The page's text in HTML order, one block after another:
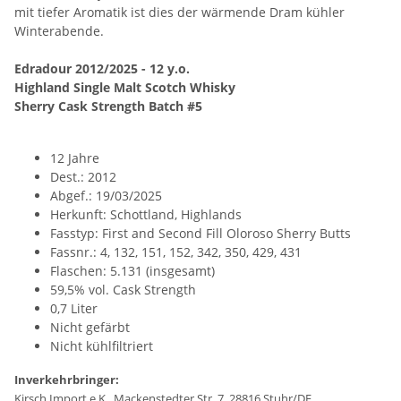
mit tiefer Aromatik ist dies der wärmende Dram kühler
Winterabende.
Edradour 2012/2025 - 12 y.o.
Highland Single Malt Scotch Whisky
Sherry Cask Strength Batch #5
12 Jahre
Dest.: 2012
Abgef.: 19/03/2025
Herkunft: Schottland, Highlands
Fasstyp: First and Second Fill Oloroso Sherry Butts
Fassnr.: 4, 132, 151, 152, 342, 350, 429, 431
Flaschen: 5.131 (insgesamt)
59,5% vol. Cask Strength
0,7 Liter
Nicht gefärbt
Nicht kühlfiltriert
Inverkehrbringer: